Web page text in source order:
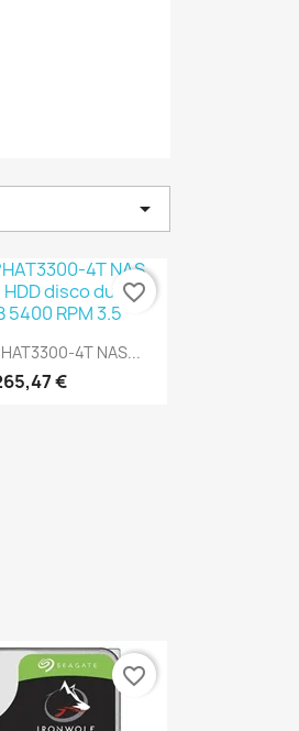

rápida4T NAS...
€
favorite_border
favorite_border